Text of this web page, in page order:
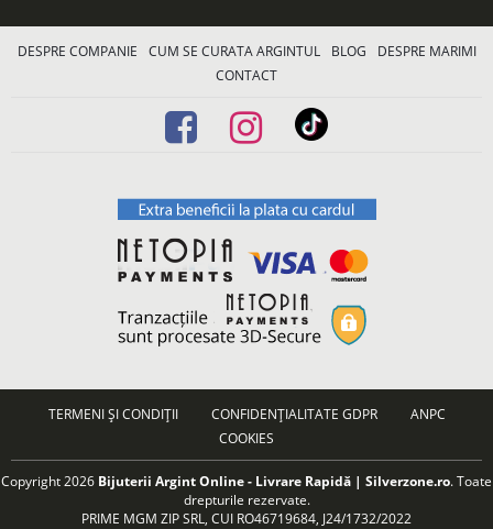
DESPRE COMPANIE CUM SE CURATA ARGINTUL BLOG
DESPRE MARIMI
CONTACT
TERMENI ȘI CONDIȚII CONFIDENȚIALITATE GDPR
ANPC
COOKIES
Copyright 2026 Bijuterii Argint Online - Livrare Rapidă | Silverzone.ro. Toate
drepturile rezervate.
PRIME MGM ZIP SRL, CUI RO46719684, J24/1732/2022